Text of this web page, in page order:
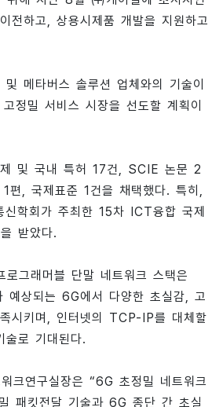
전하고, 상용시제품 개발을 지원하고
메타버스 솔루션 업체와의 기술이
정밀 서비스 시장을 선도할 계획이
및 국내 특허 17건, SCIE 논문 2
편, 국제표준 1건을 채택했다. 특히,
학회가 주최한 15차 ICT융합 국제
받았다.
그래머블 단말 네트워크 스택은
상되는 6G에서 다양한 초실감, 고
시키며, 인터넷의 TCP-IP를 대체할
술로 기대된다.
크연구실장은 “6G 초정밀 네트워크
패킷전달 기술과 6G 종단 간 초실